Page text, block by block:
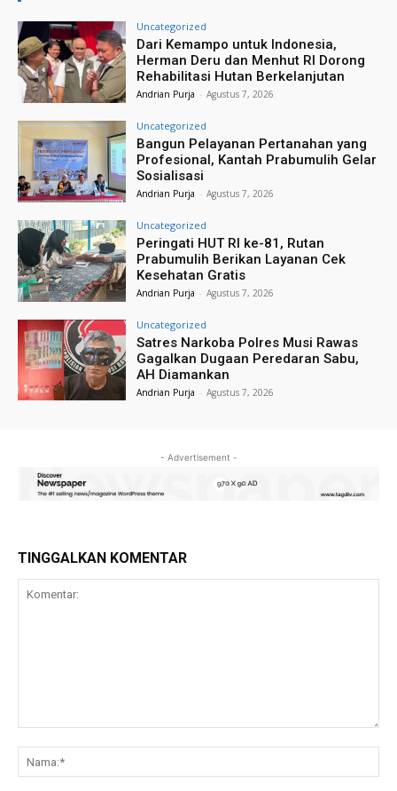
Uncategorized
Dari Kemampo untuk Indonesia,
Herman Deru dan Menhut RI Dorong
Rehabilitasi Hutan Berkelanjutan
Andrian Purja - Agustus 7, 2026
Uncategorized
Bangun Pelayanan Pertanahan yang
Profesional, Kantah Prabumulih Gelar
Sosialisasi
Andrian Purja - Agustus 7, 2026
Uncategorized
Peringati HUT RI ke-81, Rutan
Prabumulih Berikan Layanan Cek
Kesehatan Gratis
Andrian Purja - Agustus 7, 2026
Uncategorized
Satres Narkoba Polres Musi Rawas
Gagalkan Dugaan Peredaran Sabu,
AH Diamankan
Andrian Purja - Agustus 7, 2026
- Advertisement -
TINGGALKAN KOMENTAR